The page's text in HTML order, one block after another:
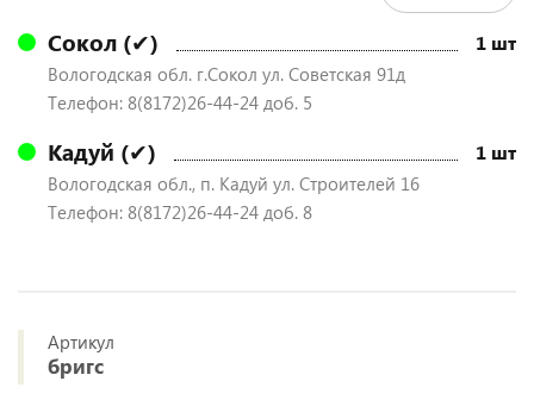
Сокол (✔) 1 шт
Вологодская обл. г.Сокол ул. Советская 91д
Телефон: 8(8172)26-44-24 доб. 5
Кадуй (✔) 1 шт
Вологодская обл., п. Кадуй ул. Строителей 16
Телефон: 8(8172)26-44-24 доб. 8
Артикул
бригс